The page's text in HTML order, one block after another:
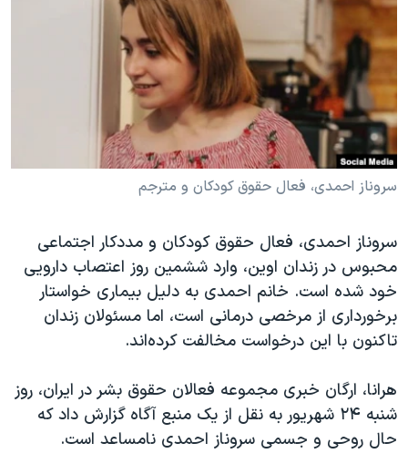
فرهنگ و زندگی
حقوق شهروندی
اقتصادی
علم و فناوری
اسرائیل در جنگ
گالری عکس
مستندها
انتخابات ریاست جمهوری آمریکا ۲۰۲۴
حمله جمهوری اسلامی به اسرائیل
رمز مهسا
ورزش زنان در ایران
اعتراضات زن، زندگی، آزادی
تریبونال مردمی آبان ۹۸
دادگاه حمید نوری
چهل سال گروگان‌گیری
قانون شفافیت دارائی کادر رهبری ایران
اعتراضات مردمی آبان ۹۸
اسرائیل در جنگ
نرگس محمدی برنده جایزه نوبل صلح
دنبال کنید
زبانهای مختلف
سروناز احمدی، فعال حقوق کودکان و مترجم
سروناز احمدی، فعال حقوق کودکان و مددکار اجتماعی
محبوس در زندان اوین، وارد ششمین روز اعتصاب دارویی
خود شده است. خانم احمدی به دلیل بیماری خواستار
برخورداری از مرخصی درمانی است، اما مسئولان زندان
تاکنون با این درخواست مخالفت کرده‌اند.
هرانا، ارگان خبری مجموعه فعالان حقوق بشر در ایران، روز
شنبه ۲۴ شهریور به نقل از یک منبع آگاه گزارش داد که
حال روحی و جسمی سروناز احمدی نامساعد است.